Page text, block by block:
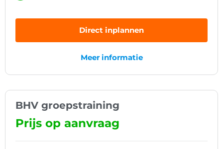
Direct inplannen
Meer informatie
BHV groepstraining
Prijs op aanvraag